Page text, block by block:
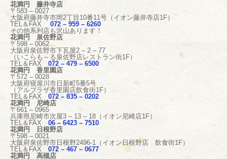
花満円 藤井寺店
〒583 – 0027
大阪府藤井寺市岡2丁目10番11号（イオン藤井寺店1F）
TEL＆FAX 072 – 959 – 6260
その他系列店も沢山あります！
花満円 泉佐野店
〒598 – 0062
大阪府泉佐野市下瓦屋2 – 2 – 77
（いこらも～る泉佐野店レストラン街1F）
TEL＆FAX 072 – 479 – 6500
花満円 香里園店
〒572 – 0028
大阪府寝屋川市日新町5番5号
（アルプラザ香里園店飲食街1F）
TEL＆FAX 072 – 835 – 0202
花満円 尼崎店
〒661 – 0965
兵庫県尼崎市次屋3 – 13 – 18（イオン尼崎店1F）
TEL＆FAX 06 – 6423 – 7510
花満円 日根野店
〒598 – 0021
大阪府泉佐野市日根野2496-1（イオン日根野店 飲食街1F）
TEL＆FAX 072 – 467 – 0677
花満円 高槻店